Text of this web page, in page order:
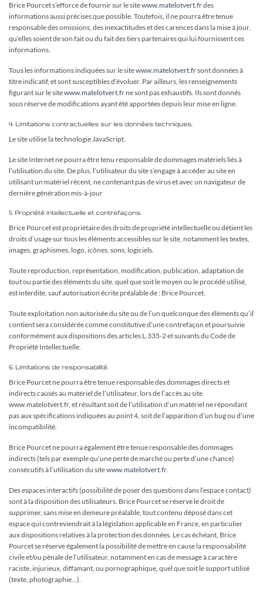
Brice Pourcet s’efforce de fournir sur le sitewww.matelotvert.frdes
informations aussi précises que possible. Toutefois, il ne pourra être tenue
responsable des omissions, des inexactitudes et des carences dans la mise à jour,
qu’elles soient de son fait ou du fait des tiers partenaires qui lui fournissent ces
informations.
Tous les informations indiquées sur le sitewww.matelotvert.frsont données à
titre indicatif, et sont susceptibles d’évoluer. Par ailleurs, les renseignements
figurant sur le sitewww.matelotvert.fr ne sont pas exhaustifs. Ils sont donnés
sous réserve de modifications ayant été apportées depuis leur mise en ligne.
4. Limitations contractuelles sur les données techniques.
Le site utilise la technologie JavaScript.
Le site Internet ne pourra être tenu responsable de dommages matériels liés à
l’utilisation du site. De plus, l’utilisateur du site s’engage à accéder au site en
utilisant un matériel récent, ne contenant pas de virus et avec un navigateur de
dernière génération mis-à-jour
5. Propriété intellectuelle et contrefaçons.
Brice Pourcet est propriétaire des droits de propriété intellectuelle ou détient les
droits d’usage sur tous les éléments accessibles sur le site, notamment les textes,
images, graphismes, logo, icônes, sons, logiciels.
Toute reproduction, représentation, modification, publication, adaptation de
tout ou partie des éléments du site, quel que soit le moyen ou le procédé utilisé,
est interdite, sauf autorisation écrite préalable de : Brice Pourcet.
Toute exploitation non autorisée du site ou de l’un quelconque des éléments qu’il
contient sera considérée comme constitutive d’une contrefaçon et poursuivie
conformément aux dispositions des articles L.335-2 et suivants du Code de
Propriété Intellectuelle.
6. Limitations de responsabilité.
Brice Pourcet ne pourra être tenue responsable des dommages directs et
indirects causés au matériel de l’utilisateur, lors de l’accès au site
www.matelotvert.fr, et résultant soit de l’utilisation d’un matériel ne répondant
pas aux spécifications indiquées au point 4, soit de l’apparition d’un bug ou d’une
incompatibilité.
Brice Pourcet ne pourra également être tenue responsable des dommages
indirects (tels par exemple qu’une perte de marché ou perte d’une chance)
consécutifs à l’utilisation du sitewww.matelotvert.fr.
Des espaces interactifs (possibilité de poser des questions dans l’espace contact)
sont à la disposition des utilisateurs. Brice Pourcet se réserve le droit de
supprimer, sans mise en demeure préalable, tout contenu déposé dans cet
espace qui contreviendrait à la législation applicable en France, en particulier
aux dispositions relatives à la protection des données. Le cas échéant, Brice
Pourcet se réserve également la possibilité de mettre en cause la responsabilité
civile et/ou pénale de l’utilisateur, notamment en cas de message à caractère
raciste, injurieux, diffamant, ou pornographique, quel que soit le support utilisé
(texte, photographie…).